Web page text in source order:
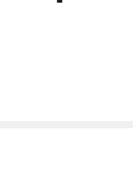
photo (au dos)